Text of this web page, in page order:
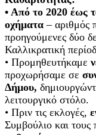
• Από το 2020 έως
οχήματα – αριθμός
προηγούμενες δύο
Καλλικρατική
• Προμηθευτήκαμε
προχωρήσαμε σε
Δήμου,
λειτουργικό στόλο.
• Πριν τις εκλογές,
Συμβούλιο και τους